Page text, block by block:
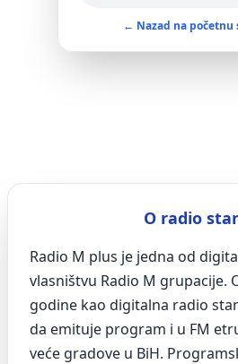
← Nazad na početnu
O radio
Radio M plus je jedna od
vlasništvu Radio M grupacije.
godine kao digitalna radio
da emituje program i u FM
veće gradove u BiH.